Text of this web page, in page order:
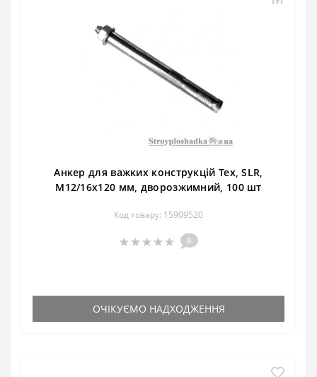
Анкер для важких конструкцій Тех, SLR,
М12/16х120 мм, дворозжимний, 100 шт
Код товару: 15909520
0
ОЧІКУЄМО НАДХОДЖЕННЯ